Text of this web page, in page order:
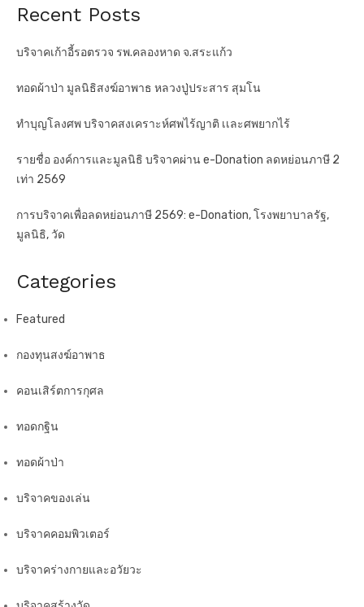
Recent Posts
บริจาคเก้าอี้รอตรวจ รพ.คลองหาด จ.สระแก้ว
ทอดผ้าป่า มูลนิธิสงฆ์อาพาธ หลวงปู่ประสาร สุมโน
ทำบุญโลงศพ บริจาคสงเคราะห์ศพไร้ญาติ เเละศพยากไร้
รายชื่อ องค์การและมูลนิธิ บริจาคผ่าน e-Donation ลดหย่อนภาษี 2
เท่า 2569
การบริจาคเพื่อลดหย่อนภาษี 2569: e-Donation, โรงพยาบาลรัฐ,
มูลนิธิ, วัด
Categories
Featured
กองทุนสงฆ์อาพาธ
คอนเสิร์ตการกุศล
ทอดกฐิน
ทอดผ้าป่า
บริจาคของเล่น
บริจาคคอมพิวเตอร์
บริจาคร่างกายและอวัยวะ